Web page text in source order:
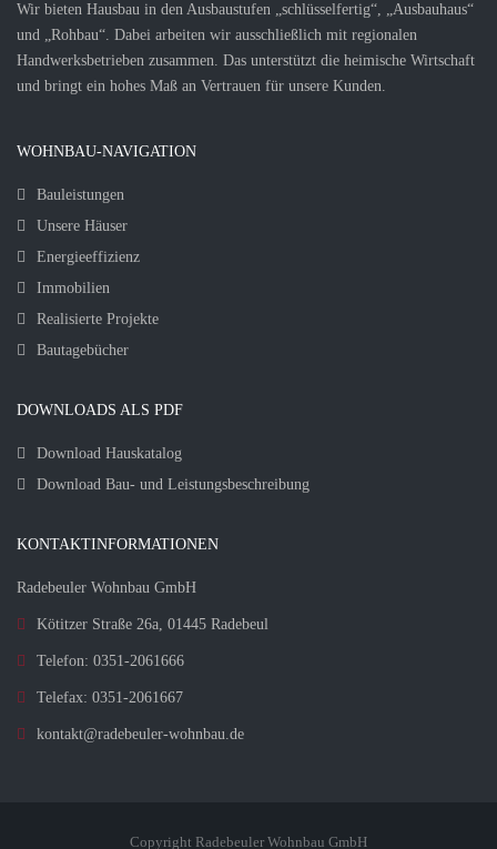
Wir bieten Hausbau in den Ausbaustufen „schlüsselfertig“, „Ausbauhaus“
und „Rohbau“. Dabei arbeiten wir ausschließlich mit regionalen
Handwerksbetrieben zusammen. Das unterstützt die heimische Wirtschaft
und bringt ein hohes Maß an Vertrauen für unsere Kunden.
WOHNBAU-NAVIGATION
Bauleistungen
Unsere Häuser
Energieeffizienz
Immobilien
Realisierte Projekte
Bautagebücher
DOWNLOADS ALS PDF
Download Hauskatalog
Download Bau- und Leistungsbeschreibung
KONTAKTINFORMATIONEN
Radebeuler Wohnbau GmbH
Kötitzer Straße 26a, 01445 Radebeul
Telefon: 0351-2061666
Telefax: 0351-2061667
kontakt@radebeuler-wohnbau.de
Copyright Radebeuler Wohnbau GmbH